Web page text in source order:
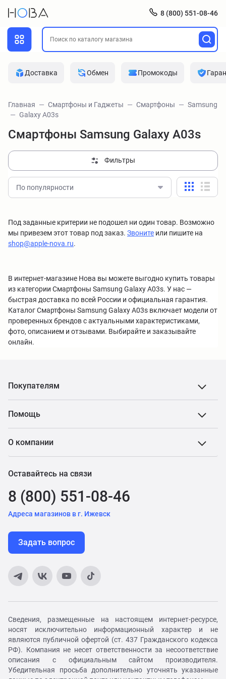
8 (800) 551-08-46
Доставка Обмен Промокоды
Главная Смартфоны и Гаджеты Смартфоны
Samsung
Galaxy A03s
Смартфоны Samsung Galaxy A03s
Фильтры
По популярности
Под заданные критерии не подошел ни один товар. Возможно
мы привезем этот товар под заказ. Звоните или пишите на
shop@apple-nova.ru.
В интернет-магазине Нова вы можете выгодно купить товары
из категории Смартфоны Samsung Galaxy A03s. У нас —
быстрая доставка по всей России и официальная гарантия.
Каталог Смартфоны Samsung Galaxy A03s включает модели от
проверенных брендов с актуальными характеристиками,
фото, описанием и отзывами. Выбирайте и заказывайте
онлайн.
Покупателям
Помощь
О компании
Оставайтесь на связи
8 (800) 551-08-46
Адреса магазинов в г. Ижевск
Задать вопрос
Сведения, размещенные на настоящем интернет-ресурсе,
носят исключительно информационный характер и не
являются публичной офертой (ст. 437 Гражданского кодекса
РФ). Компания не несет ответственности за несоответствие
описания с официальным сайтом производителя.
Убедительная просьба дополнительно уточнять указанные